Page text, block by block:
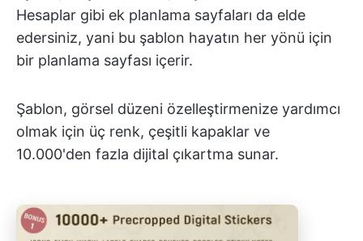
Hesaplar gibi ek planlama sayfaları da elde
edersiniz, yani bu şablon hayatın her yönü için
bir planlama sayfası içerir.
Şablon, görsel düzeni özelleştirmenize yardımcı
olmak için üç renk, çeşitli kapaklar ve
10.000'den fazla dijital çıkartma sunar.